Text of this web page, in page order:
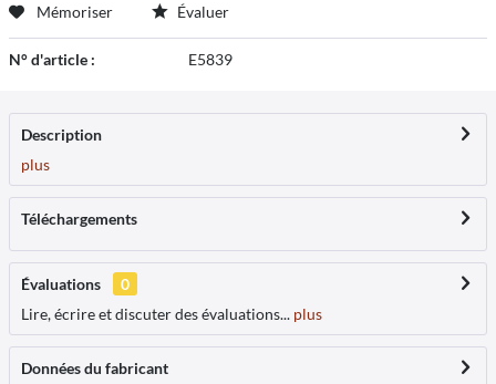
Mémoriser Évaluer
N° d'article : E5839
Description
plus
Téléchargements
Évaluations
0
Lire, écrire et discuter des évaluations... plus
Données du fabricant